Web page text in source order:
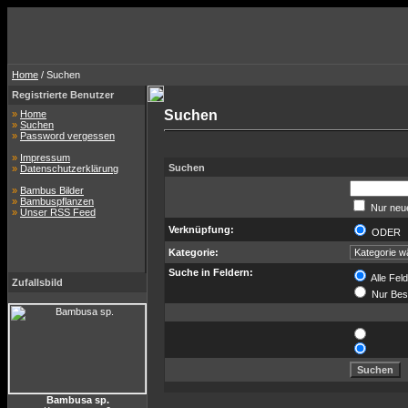
Home / Suchen
Registrierte Benutzer
» Home
» Suchen
» Password vergessen
» Impressum
» Datenschutzerklärung
» Bambus Bilder
» Bambuspflanzen
» Unser RSS Feed
Zufallsbild
Bambusa sp.
Suchen
Suchen
Nur
Verknüpfung:
ODER
Kategorie:
Suche in Feldern:
Alle
Nur